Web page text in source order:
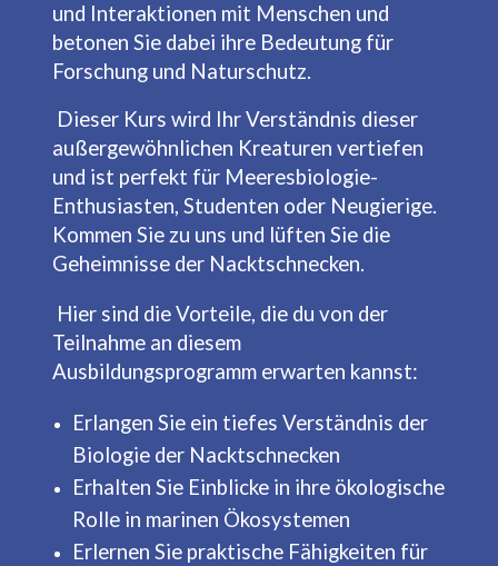
und Interaktionen mit Menschen und
betonen Sie dabei ihre Bedeutung für
Forschung und Naturschutz.
Dieser Kurs wird Ihr Verständnis dieser
außergewöhnlichen Kreaturen vertiefen
und ist perfekt für Meeresbiologie-
Enthusiasten, Studenten oder Neugierige.
Kommen Sie zu uns und lüften Sie die
Geheimnisse der Nacktschnecken.
Hier sind die Vorteile, die du von der
Teilnahme an diesem
Ausbildungsprogramm erwarten kannst:
Erlangen Sie ein tiefes Verständnis der
Biologie der Nacktschnecken
Erhalten Sie Einblicke in ihre ökologische
Rolle in marinen Ökosystemen
Erlernen Sie praktische Fähigkeiten für